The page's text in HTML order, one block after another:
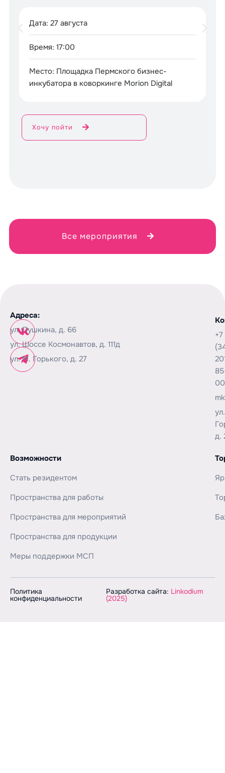
Дата: 27 августа
Время: 17:00
Место: Площадка Пермского бизнес-
инкубатора в коворкинге Morion Digital
Хочу пойти
Все мероприятия
Адреса:
ул. Пушкина, д. 66
ул. Шоссе Космонавтов, д. 111д
ул. М. Горького, д. 27
+7
00
д.
Возможности
Стать резидентом
Пространства для работы
Пространства для мероприятий
Пространства для продукции
Меры поддержки МСП
Политика
конфиденциальности
Разработка сайта: Linkodium
(2025)